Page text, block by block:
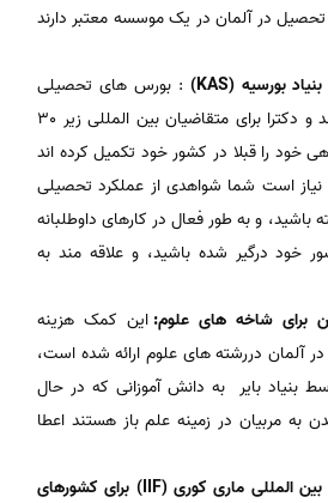
تحصیل در آلمان در یک موسسه معتبر دارند
بورسیه (KAS)
: بورس های تحصیلی
ماهانه کارشناسی ارشد و دکترا برای متقاضیان بین المللی زیر 30
خود را قبلا در کشور خود تکمیل کرده اند
است شما شواهدی از عملکرد تحصیلی
باشید، و به طور فعال در کارهای داوطلبانه
خود درگیر شده باشید، و علاقه مند به
برای شاخه های علوم: این کمک هزینه
آلمان دررشته های علوم ارائه شده است،
بنیاد بایر به دانش آموزانی که در حال
به مربیان در زمینه علم باز هستند اعطا
فرصت های مطالعاتی بین المللی ماری کوری (IIF) برای کشورهای